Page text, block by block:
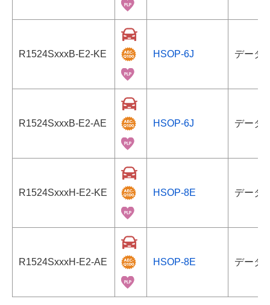
R1524SxxxB-E2-KE HSOP-6J データ
R1524SxxxB-E2-AE HSOP-6J データ
R1524SxxxH-E2-KE HSOP-8E データ
R1524SxxxH-E2-AE HSOP-8E データ